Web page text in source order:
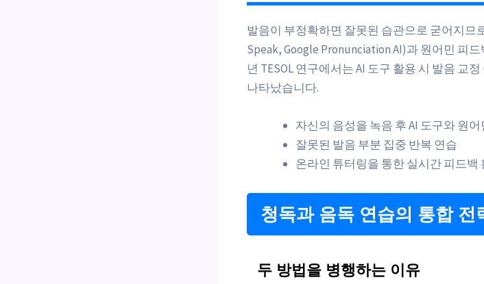
발음이 부정확하면 잘못된 습관으로 굳어지므
Speak, Google Pronunciation AI)과 원어민 피
년 TESOL 연구에서는 AI 도구 활용 시 발음 교
나타났습니다.
자신의 음성을 녹음 후 AI 도구와 원
잘못된 발음 부분 집중 반복 연습
온라인 튜터링을 통한 실시간 피드백
청독과 음독 연습의 통합 전
두 방법을 병행하는 이유